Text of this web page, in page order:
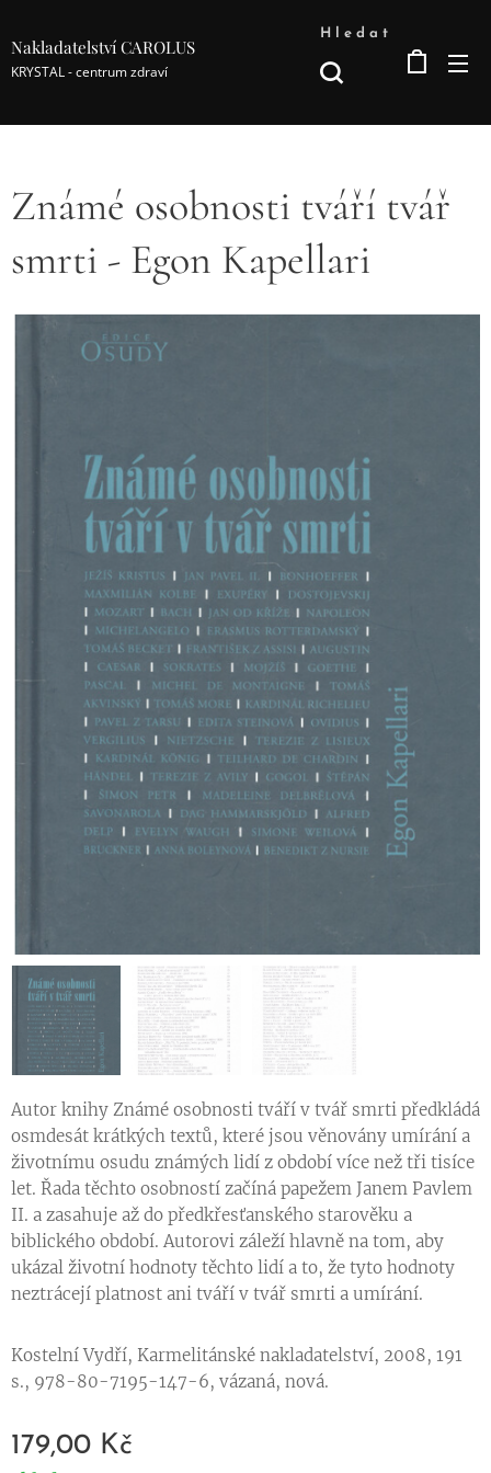
Nakladatelství CAROLUS
KRYSTAL - centrum zdraví
Hledat
Známé osobnosti tváří tvář
smrti - Egon Kapellari
Autor knihy Známé osobnosti tváří v tvář smrti předkládá
osmdesát krátkých textů, které jsou věnovány umírání a
životnímu osudu známých lidí z období více než tři tisíce
let. Řada těchto osobností začíná papežem Janem Pavlem
II. a zasahuje až do předkřesťanského starověku a
biblického období. Autorovi záleží hlavně na tom, aby
ukázal životní hodnoty těchto lidí a to, že tyto hodnoty
neztrácejí platnost ani tváří v tvář smrti a umírání.
Kostelní Vydří, Karmelitánské nakladatelství, 2008, 191
s., 978-80-7195-147-6, vázaná, nová.
179,00 Kč